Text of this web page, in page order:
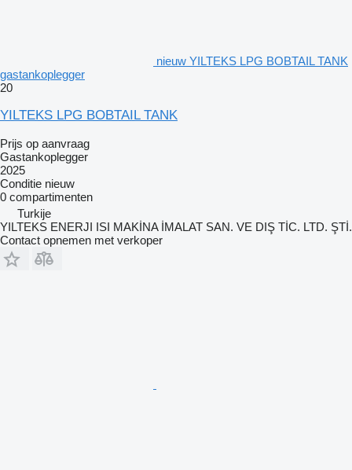
nieuw YILTEKS LPG BOBTAIL TANK
gastankoplegger
20
YILTEKS LPG BOBTAIL TANK
Prijs op aanvraag
Gastankoplegger
2025
Conditie nieuw
0 compartimenten
Turkije
YILTEKS ENERJI ISI MAKİNA İMALAT SAN. VE DIŞ TİC. LTD. ŞTİ.
Contact opnemen met verkoper